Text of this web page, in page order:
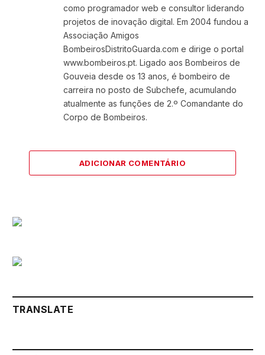
como programador web e consultor liderando
projetos de inovação digital. Em 2004 fundou a
Associação Amigos
BombeirosDistritoGuarda.com e dirige o portal
www.bombeiros.pt. Ligado aos Bombeiros de
Gouveia desde os 13 anos, é bombeiro de
carreira no posto de Subchefe, acumulando
atualmente as funções de 2.º Comandante do
Corpo de Bombeiros.
ADICIONAR COMENTÁRIO
TRANSLATE